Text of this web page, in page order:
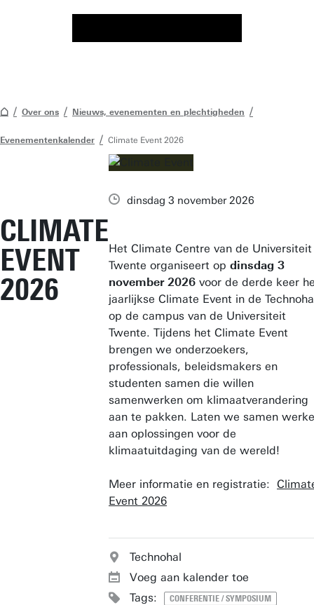
Over ons Nieuws, evenementen en plechtigheden
Evenementenkalender Climate Event 2026
CLIMATE
EVENT
2026
dinsdag 3 november 2026
Het Climate Centre van de Universiteit
Twente organiseert op dinsdag 3
november 2026 voor de derde keer
jaarlijkse Climate Event in de
op de campus van de Universiteit
Twente. Tijdens het Climate Event
brengen we onderzoekers,
professionals, beleidsmakers en
studenten samen die willen
samenwerken om klimaatverandering
aan te pakken. Laten we samen
aan oplossingen voor de
klimaatuitdaging van de wereld!
Meer informatie en registratie:
Event 2026
Technohal
Voeg aan kalender toe
Tags:
CONFERENTIE / SYMPOSIUM